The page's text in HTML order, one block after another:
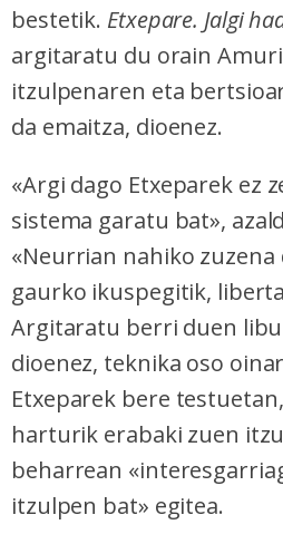
bestetik. Etxepare. Jalgi
argitaratu du orain
itzulpenaren eta
da emaitza, dioenez.
«Argi dago Etxeparek ez
sistema garatu bat»,
«Neurrian nahiko zuzena
gaurko ikuspegitik,
Argitaratu berri duen
dioenez, teknika oso
Etxeparek bere
harturik erabaki zuen
beharrean
itzulpen bat» egitea.